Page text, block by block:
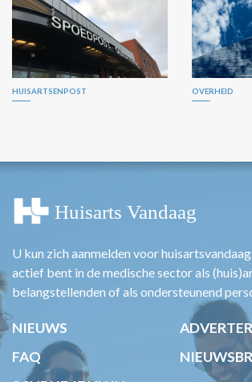
HUISARTSENPOST OVERHEID
U kun zich aanmelden voor
actief bent in de medische sector als
belangstellenden of als ondersteunend
NIEUWS
FAQ